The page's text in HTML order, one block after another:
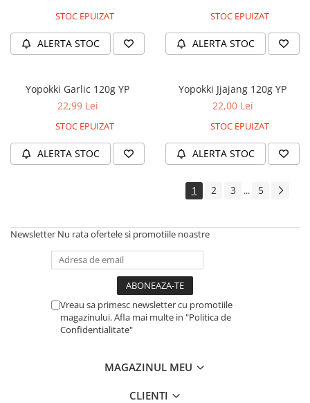
STOC EPUIZAT
ALERTA STOC
STOC EPUIZAT
ALERTA STOC
Yopokki Garlic 120g YP
22,99 Lei
STOC EPUIZAT
ALERTA STOC
Yopokki Jjajang 120g YP
22,00 Lei
STOC EPUIZAT
ALERTA STOC
1 2 3 ... 5
Newsletter Nu rata ofertele si promotiile noastre
Vreau sa primesc newsletter cu promotiile
magazinului. Afla mai multe in "Politica de
Confidentialitate"
MAGAZINUL MEU
CLIENTI